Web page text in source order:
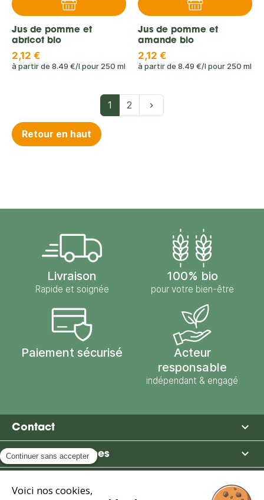
Jus de pomme et
abricot bio
2,12 €
à partir de 8.49 €/l pour250 ml
Jus de pomme et
amande bio
2,12 €
à partir de 8.49 €/l pour250 ml
1 2 keyboard_arrow_right
Retour en haut
Livraison
Rapide et soignée
100% bio
pour votre bien-être
Paiement sécurisé
Acteur
responsable
indépendant & engagé
Contact 
Moulin des Moines 